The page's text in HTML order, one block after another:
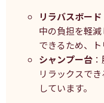
リラバスボード
中の負担を軽
できるため、ト
シャンプー台：
リラックスで
しています。